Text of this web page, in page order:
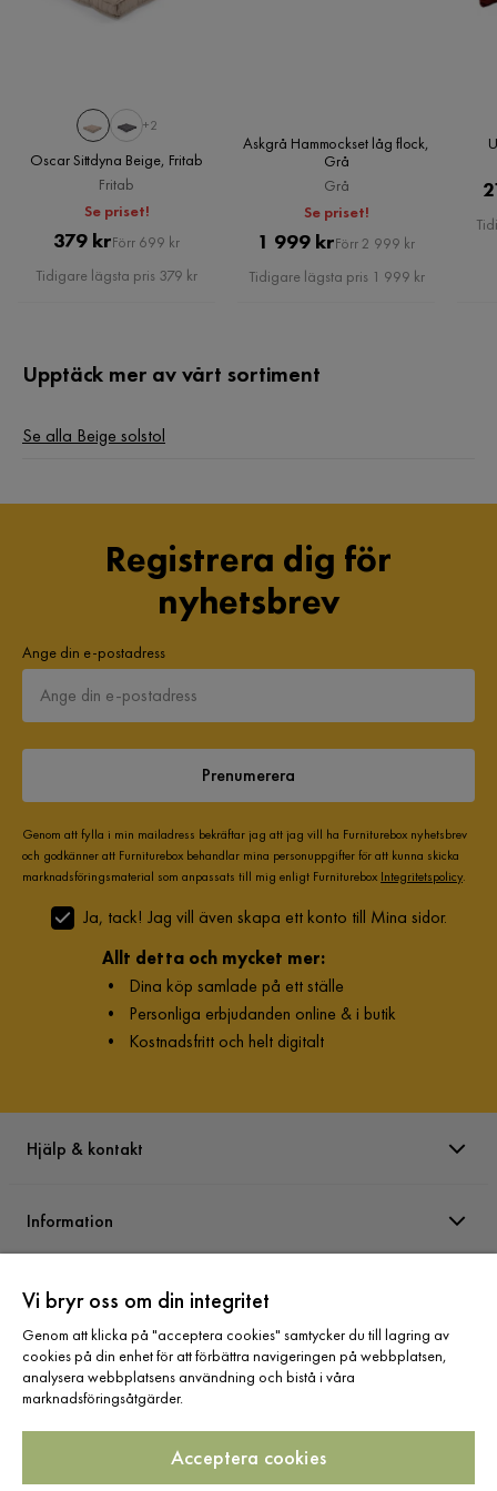
+2
Oscar Sittdyna Beige, Fritab
Fritab
Se priset!
Pris
379 krOriginal
Pris
Förr 699 kr
Tidigare lägsta pris 379 kr
Askgrå Hammockset låg flock,
Grå
Grå
Se priset!
Pris
1 999 krOriginal
Pris
Förr 2 999 kr
Tidigare lägsta pris 1 999 kr
Upptäck mer av vårt sortiment
Se alla Beige solstol
Registrera dig för
nyhetsbrev
Ange din e-postadress
Prenumerera
Genom att fylla i min mailadress bekräftar jag att jag vill ha Furniturebox nyhetsbrev
och godkänner att Furniturebox behandlar mina personuppgifter för att kunna skicka
marknadsföringsmaterial som anpassats till mig enligt Furniturebox Integritetspolicy.
Ja, tack! Jag vill även skapa ett konto till Mina sidor.
Allt detta och mycket mer:
• Dina köp samlade på ett ställe
• Personliga erbjudanden online & i butik
• Kostnadsfritt och helt digitalt
Hjälp & kontakt
Information
Varumärken
Sortiment
Vi bryr oss om din integritet
Genom att klicka på "acceptera cookies" samtycker du till lagring av
cookies på din enhet för att förbättra navigeringen på webbplatsen,
analysera webbplatsens användning och bistå i våra
marknadsföringsåtgärder.
Acceptera cookies